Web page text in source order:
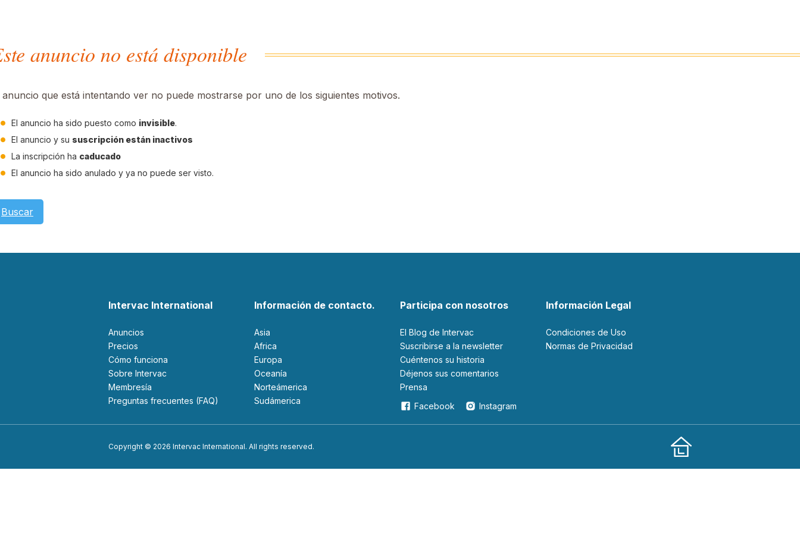
anuncio no está disponible
anuncio que está intentando ver no puede mostrarse por uno de los siguientes motivos.
El anuncio ha sido puesto como invisible.
El anuncio y su suscripción están inactivos
La inscripción ha caducado
El anuncio ha sido anulado y ya no puede ser visto.
Buscar
Intervac International
Anuncios
Precios
Cómo funciona
Sobre Intervac
Membresía
Preguntas frecuentes (FAQ)
Información de contacto.
Asia
Africa
Europa
Oceanía
Norteámerica
Sudámerica
Participa con nosotros
El Blog de Intervac
Suscribirse a la newsletter
Cuéntenos su historia
Déjenos sus comentarios
Prensa
Facebook
Instagram
Información Legal
Condiciones de Uso
Normas de Privacidad
Copyright © 2026 Intervac International. All rights reserved.